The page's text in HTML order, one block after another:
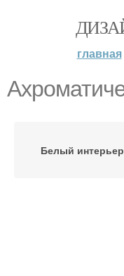
главная
Белый интерьер